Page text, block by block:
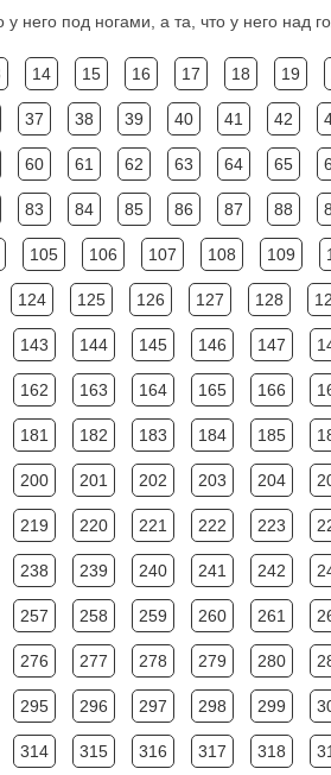
него под ногами, а та, что у него над
14 15 16 17 18 19
37 38 39 40 41 42
60 61 62 63 64 65
83 84 85 86 87 88
105 106 107 108 109
124 125 126 127 128
143 144 145 146 147
162 163 164 165 166
181 182 183 184 185
200 201 202 203 204
219 220 221 222 223
238 239 240 241 242
257 258 259 260 261
276 277 278 279 280
295 296 297 298 299
314 315 316 317 318